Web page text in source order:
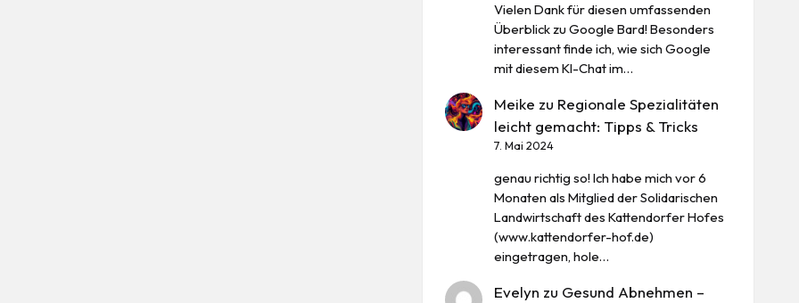
Vielen Dank für diesen umfassenden
Überblick zu Google Bard! Besonders
interessant finde ich, wie sich Google
mit diesem KI-Chat im…
Meike zu Regionale Spezialitäten
leicht gemacht: Tipps & Tricks
7. Mai 2024
genau richtig so! Ich habe mich vor 6
Monaten als Mitglied der Solidarischen
Landwirtschaft des Kattendorfer Hofes
(www.kattendorfer-hof.de)
eingetragen, hole…
Evelyn zu Gesund Abnehmen –